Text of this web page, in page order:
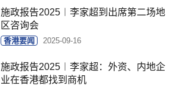
施政报告2025︱李家超到出席第二场地
区咨询会
香港要闻 2025-09-16
施政报告2025︱李家超：外资、内地企
业在香港都找到商机